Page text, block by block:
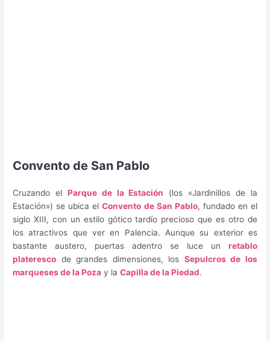
Convento de San Pablo
Cruzando el Parque de la Estación (los «Jardinillos de la
Estación») se ubica elConvento de San Pablo, fundado en el
siglo XIII, con un estilo gótico tardío precioso que es otro de
los atractivos que ver en Palencia. Aunque su exterior es
bastante austero, puertas adentro se luce un retablo
plateresco de grandes dimensiones, los Sepulcros de los
marqueses de la Poza y laCapilla de la Piedad.